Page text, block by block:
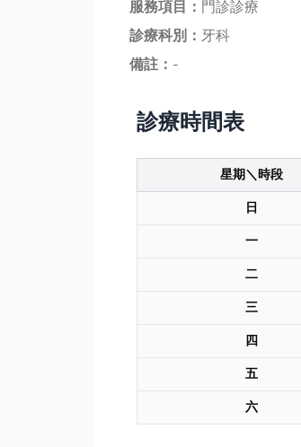
服務項目： 門診診療
診療科別： 牙科
備註： -
診療時間表
星期＼時段
日
一
二
三
四
五
六